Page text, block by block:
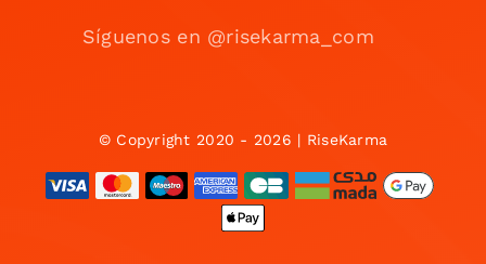
Síguenos en @risekarma_com
© Copyright 2020 - 2026 | RiseKarma